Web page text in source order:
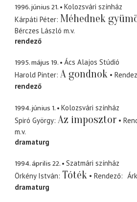
1996. június 21.
Kolozsvári színház
Kárpáti Péter Méhednek
Bérczes László m.v.
rendező
1995. május 19.
Ács Alajos Stúdió
Harold Pinter A gondnok
rendező
1994. június 1.
Kolozsvári színház
Spiró György Az imposztor
m.v.
dramaturg
1994. április 22.
Szatmári színház
Örkény István Tóték Rendező
dramaturg